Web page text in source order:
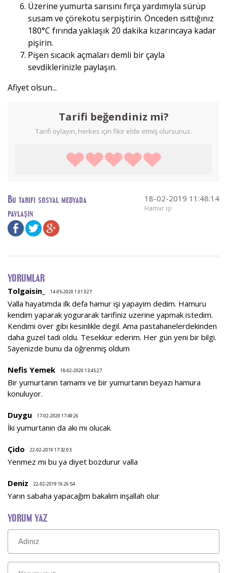
Üzerine yumurta sarısını fırça yardımıyla sürüp
susam ve çörekotu serpiştirin. Önceden ısıttığınız
180°C fırında yaklaşık 20 dakika kızarıncaya kadar
pişirin.
Pişen sıcacık açmaları demli bir çayla
sevdiklerinizle paylaşın.
Afiyet olsun...
Tarifi beğendiniz mi?
Tarifi oylayın, herkes için fikir elde etmiş olursunuz.
Bu tarifi sosyal medyada
paylaşın
18-02-2019 11:48:14
Hamur işi
YORUMLAR
Tolgaisin_ 14-05-2020 13:13:27
Valla hayatimda ilk defa hamur işi yapayim dedim. Hamuru
kendim yaparak yogurarak tarifiniz uzerine yapmak istedim.
Kendimi över gibi kesinlikle degil. Ama pastahanelerdekinden
daha guzel tadi oldu. Tesekkur ederim. Her gün yeni bir bilgi.
Sayenizde bunu da öğrenmiş oldum
Nefis Yemek 18-02-2020 13:45:27
Bir yumurtanın tamamı ve bir yumurtanın beyazı hamura
konuluyor.
Duygu 17-02-2020 17:49:26
İki yumurtanın da akı mı olucak
Çido 22-02-2019 17:32:03
Yenmez mi bu ya diyet bozdurur valla
Deniz 22-02-2019 16:26:54
Yarın sabaha yapacağım bakalım inşallah olur
YORUM YAZ